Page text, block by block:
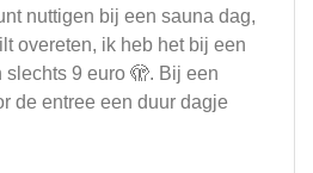
nuttigen bij een sauna dag,
overeten, ik heb het bij een
9 euro 🫣. Bij een
de entree een duur dagje